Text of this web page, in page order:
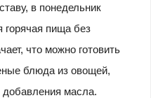
в понедельник
горячая пища без
что можно готовить
блюда из овощей,
добавления масла.